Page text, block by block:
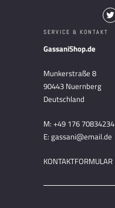
SERVICE & KONTAKT
GassaniShop.de
Munkerstraße 8
90443 Nuernberg
Deutschland
M: +49 176 70834234
E: gassani@email.de
KONTAKTFORMULAR